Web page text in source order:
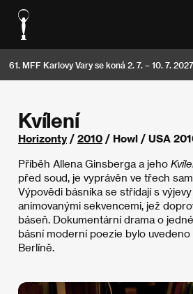
61. MFF Karlovy Vary se koná 2. 7. – 10. 7. 2027
Kvílení
Horizonty/ 2010 / Howl / USA
Příběh Allena Ginsberga a jeho
před soud, je vyprávěn ve třech
Výpovědi básníka se střídají s
animovanými sekvencemi, jež
báseň. Dokumentární drama o
básní moderní poezie bylo uvedeno
Berlíně.